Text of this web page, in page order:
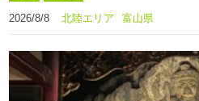
2026/8/8 北陸エリア 富山県